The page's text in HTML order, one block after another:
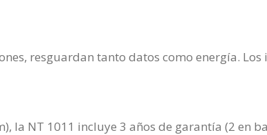
resguardan tanto datos como energía.
la NT 1011 incluye 3 años de garantía (2 en